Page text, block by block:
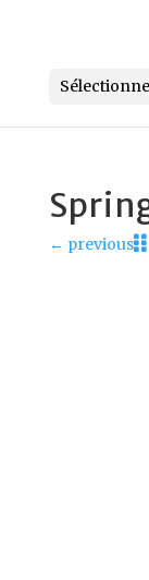
← previous